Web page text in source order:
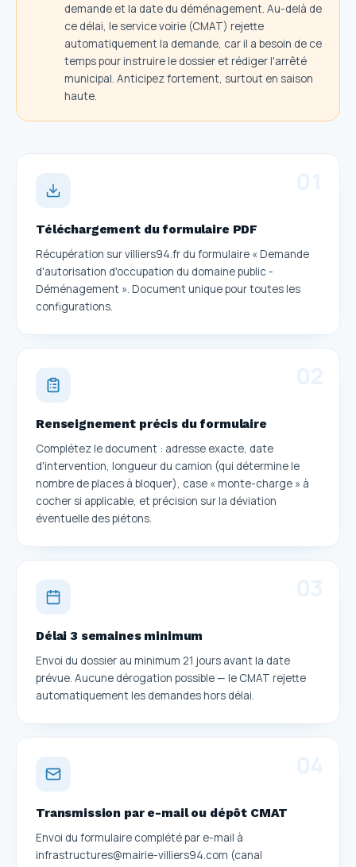
demande et la date du déménagement. Au-delà de
ce délai, le service voirie (CMAT) rejette
automatiquement la demande, car il a besoin de ce
temps pour instruire le dossier et rédiger l'arrêté
municipal. Anticipez fortement, surtout en saison
haute.
Téléchargement du formulaire PDF
Récupération sur villiers94.fr du formulaire « Demande
d'autorisation d'occupation du domaine public -
Déménagement ». Document unique pour toutes les
configurations.
Renseignement précis du formulaire
Complétez le document : adresse exacte, date
d'intervention, longueur du camion (qui détermine le
nombre de places à bloquer), case « monte-charge » à
cocher si applicable, et précision sur la déviation
éventuelle des piétons.
Délai 3 semaines minimum
Envoi du dossier au minimum 21 jours avant la date
prévue. Aucune dérogation possible — le CMAT rejette
automatiquement les demandes hors délai.
Transmission par e-mail ou dépôt CMAT
Envoi du formulaire complété par e-mail à
infrastructures@mairie-villiers94.com (canal